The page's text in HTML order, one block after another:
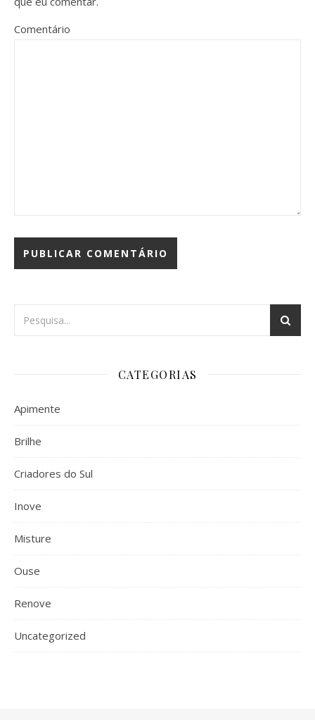
Comentário
CATEGORIAS
Apimente
Brilhe
Criadores do Sul
Inove
Misture
Ouse
Renove
Uncategorized